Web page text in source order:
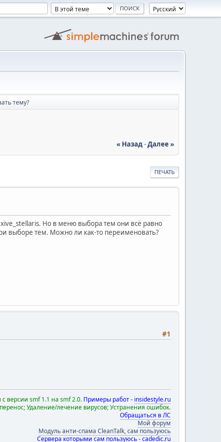
тему?
« Назад-Далее »
ПЕЧАТЬ
Но в меню выбора тем они всё равно
выборе тем. Можно ли как-то переименовать?
#1
версии smf 1.1 на smf 2.0. Примеры работ - insidestyle.ru
Удаление/лечение вирусов; Устранения ошибок.
Обращаться в ЛС
Мой форум
Модуль анти-спама CleanTalk, сам пользуюсь
Сервера которыми сам пользуюсь - cadedic.ru